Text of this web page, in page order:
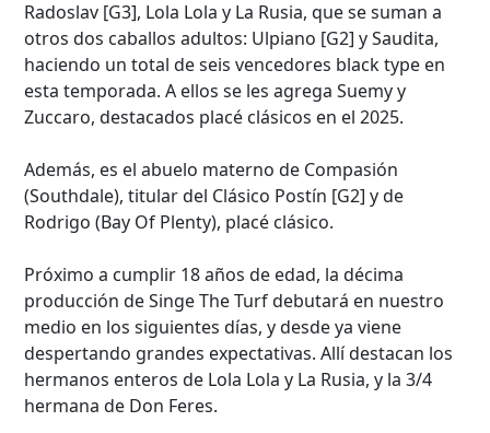
Radoslav [G3], Lola Lola y La Rusia, que se suman a
otros dos caballos adultos: Ulpiano [G2] y Saudita,
haciendo un total de seis vencedores black type en
esta temporada. A ellos se les agrega Suemy y
Zuccaro, destacados placé clásicos en el 2025.
Además, es el abuelo materno de Compasión
(Southdale), titular del Clásico Postín [G2] y de
Rodrigo (Bay Of Plenty), placé clásico.
Próximo a cumplir 18 años de edad, la décima
producción de Singe The Turf debutará en nuestro
medio en los siguientes días, y desde ya viene
despertando grandes expectativas. Allí destacan los
hermanos enteros de Lola Lola y La Rusia, y la 3/4
hermana de Don Feres.